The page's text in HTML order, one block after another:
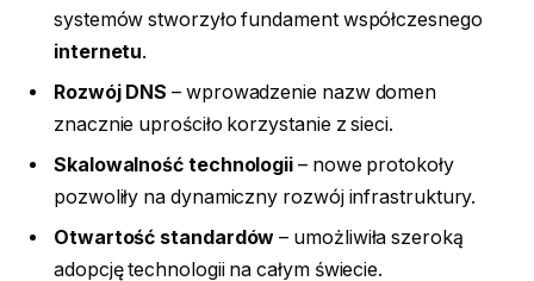
systemów stworzyło fundament współczesnego
internetu.
Rozwój DNS – wprowadzenie nazw domen
znacznie uprościło korzystanie z sieci.
Skalowalność technologii – nowe protokoły
pozwoliły na dynamiczny rozwój infrastruktury.
Otwartość standardów – umożliwiła szeroką
adopcję technologii na całym świecie.